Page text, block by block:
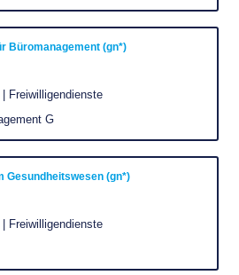
Büromanagement (gn*)
Freiwilligendienste
G
Gesundheitswesen (gn*)
Freiwilligendienste